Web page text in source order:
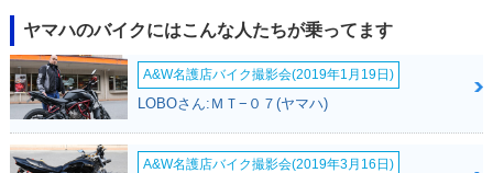
1988年 MINT CUST
OM・追加
1987年 MINT Speci
al Edition
1986年 MINT
ヤマハのバイクにはこんな人たちが乗ってます
A&W名護店バイク撮影会(2019年1月19日)
LOBOさん:ＭＴ−０７(ヤマハ)
A&W名護店バイク撮影会(2019年3月16日)